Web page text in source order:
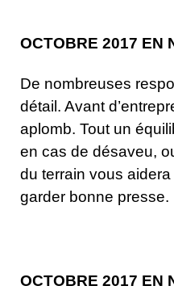
OCTOBRE 2017 EN
De nombreuses
détail. Avant
aplomb. Tout un
en cas de désaveu,
du terrain vous
garder bonne presse.
OCTOBRE 2017 EN